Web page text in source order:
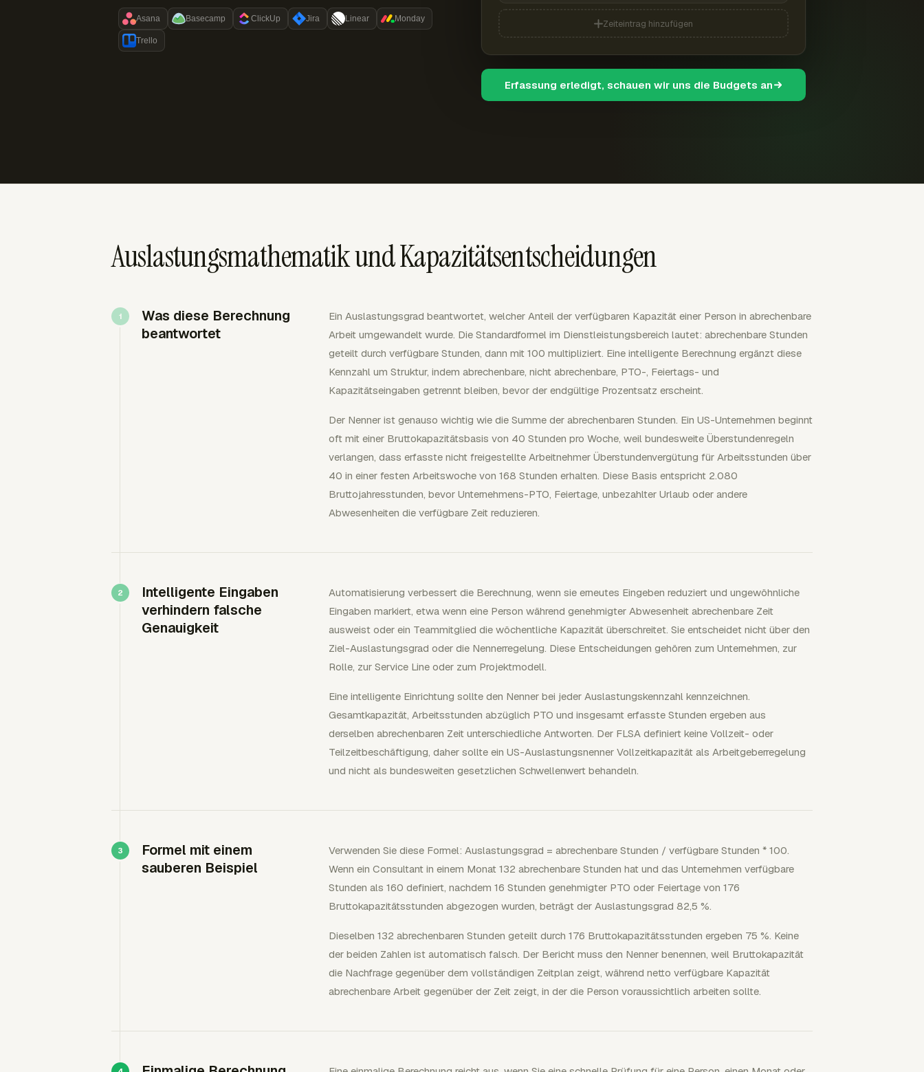
Asana Basecamp ClickUp Jira Linear Monday
Trello
Zeiteintrag hinzufügen
Erfassung erledigt, schauen wir uns die Budgets an
Auslastungsmathematik und Kapazitätsentscheidungen
Was diese Berechnung
beantwortet
Ein Auslastungsgrad beantwortet, welcher Anteil der verfügbaren Kapazität einer Person in abrechenbare
Arbeit umgewandelt wurde. Die Standardformel im Dienstleistungsbereich lautet: abrechenbare Stunden
geteilt durch verfügbare Stunden, dann mit 100 multipliziert. Eine intelligente Berechnung ergänzt diese
Kennzahl um Struktur, indem abrechenbare, nicht abrechenbare, PTO-, Feiertags- und
Kapazitätseingaben getrennt bleiben, bevor der endgültige Prozentsatz erscheint.
Der Nenner ist genauso wichtig wie die Summe der abrechenbaren Stunden. Ein US-Unternehmen beginnt
oft mit einer Bruttokapazitätsbasis von 40 Stunden pro Woche, weil bundesweite Überstundenregeln
verlangen, dass erfasste nicht freigestellte Arbeitnehmer Überstundenvergütung für Arbeitsstunden über
40 in einer festen Arbeitswoche von 168 Stunden erhalten. Diese Basis entspricht 2.080
Bruttojahresstunden, bevor Unternehmens-PTO, Feiertage, unbezahlter Urlaub oder andere
Abwesenheiten die verfügbare Zeit reduzieren.
Intelligente Eingaben
verhindern falsche
Genauigkeit
Automatisierung verbessert die Berechnung, wenn sie erneutes Eingeben reduziert und ungewöhnliche
Eingaben markiert, etwa wenn eine Person während genehmigter Abwesenheit abrechenbare Zeit
ausweist oder ein Teammitglied die wöchentliche Kapazität überschreitet. Sie entscheidet nicht über den
Ziel-Auslastungsgrad oder die Nennerregelung. Diese Entscheidungen gehören zum Unternehmen, zur
Rolle, zur Service Line oder zum Projektmodell.
Eine intelligente Einrichtung sollte den Nenner bei jeder Auslastungskennzahl kennzeichnen.
Gesamtkapazität, Arbeitsstunden abzüglich PTO und insgesamt erfasste Stunden ergeben aus
derselben abrechenbaren Zeit unterschiedliche Antworten. Der FLSA definiert keine Vollzeit- oder
Teilzeitbeschäftigung, daher sollte ein US-Auslastungsnenner Vollzeitkapazität als Arbeitgeberregelung
und nicht als bundesweiten gesetzlichen Schwellenwert behandeln.
Formel mit einem
sauberen Beispiel
Verwenden Sie diese Formel: Auslastungsgrad = abrechenbare Stunden / verfügbare Stunden * 100.
Wenn ein Consultant in einem Monat 132 abrechenbare Stunden hat und das Unternehmen verfügbare
Stunden als 160 definiert, nachdem 16 Stunden genehmigter PTO oder Feiertage von 176
Bruttokapazitätsstunden abgezogen wurden, beträgt der Auslastungsgrad 82,5 %.
Dieselben 132 abrechenbaren Stunden geteilt durch 176 Bruttokapazitätsstunden ergeben 75 %. Keine
der beiden Zahlen ist automatisch falsch. Der Bericht muss den Nenner benennen, weil Bruttokapazität
die Nachfrage gegenüber dem vollständigen Zeitplan zeigt, während netto verfügbare Kapazität
abrechenbare Arbeit gegenüber der Zeit zeigt, in der die Person voraussichtlich arbeiten sollte.